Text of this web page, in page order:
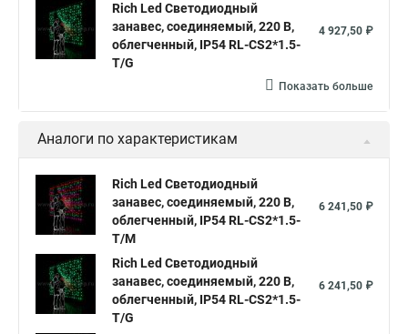
Светодиодные занавесы и гирлянды
Светодиодная занавес купить Занавесы светодиодные
Светодиодный дождь занавес купить
Купить гирлянду светодиодный занавес
Гирлянды светодиодные занавес Светодиодные занавесы
Купить светодиодную занавес
Светодиодные гирлянды занавес дождь
Светодиодный занавес дождь купить
Занавес светодиодный
Rich Led Светодиодный
занавес, соединяемый, 220 В,
облегченный, IP54 RL-CS2*1.5-
T/G
4 927,50 ₽
Показать больше
Аналоги по характеристикам
Rich Led Светодиодный
занавес, соединяемый, 220 В,
облегченный, IP54 RL-CS2*1.5-
T/M
6 241,50 ₽
Rich Led Светодиодный
занавес, соединяемый, 220 В,
облегченный, IP54 RL-CS2*1.5-
T/G
6 241,50 ₽